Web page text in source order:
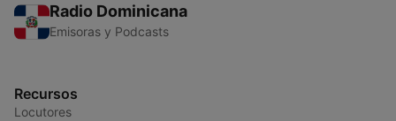
Radio Dominicana
Emisoras y Podcasts
Recursos
Locutores